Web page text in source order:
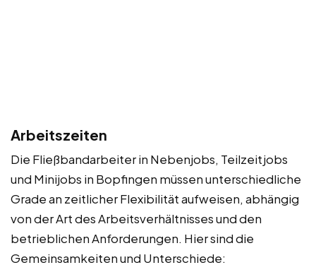
Arbeitszeiten
Die Fließbandarbeiter in Nebenjobs, Teilzeitjobs
und Minijobs in Bopfingen müssen unterschiedliche
Grade an zeitlicher Flexibilität aufweisen, abhängig
von der Art des Arbeitsverhältnisses und den
betrieblichen Anforderungen. Hier sind die
Gemeinsamkeiten und Unterschiede: